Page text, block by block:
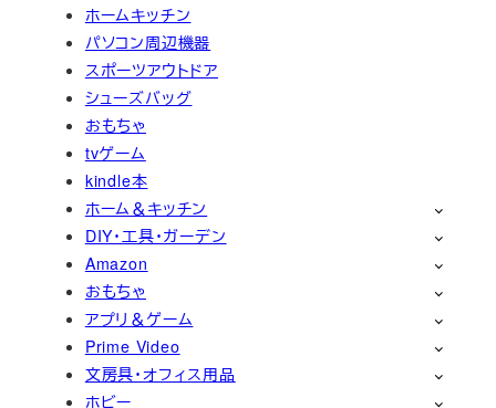
ホームキッチン
パソコン周辺機器
スポーツアウトドア
シューズバッグ
おもちゃ
tvゲーム
kindle本
ホーム＆キッチン
DIY・工具・ガーデン
Amazon
おもちゃ
アプリ＆ゲーム
Prime Video
文房具・オフィス用品
ホビー